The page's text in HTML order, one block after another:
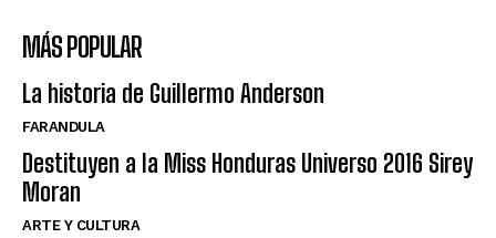
MÁS POPULAR
La historia de Guillermo Anderson
FARANDULA
Destituyen a la Miss Honduras Universo 2016 Sirey
Moran
ARTE Y CULTURA